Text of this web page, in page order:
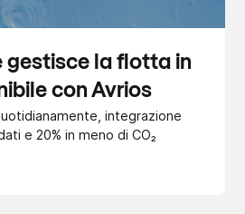
gestisce la flotta in
con Avrios
integrazione
e 20% in meno di CO₂